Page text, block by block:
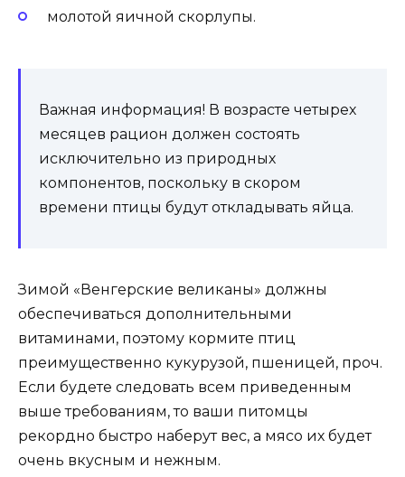
молотой яичной скорлупы.
Важная информация! В возрасте четырех
месяцев рацион должен состоять
исключительно из природных
компонентов, поскольку в скором
времени птицы будут откладывать яйца.
Зимой «Венгерские великаны» должны
обеспечиваться дополнительными
витаминами, поэтому кормите птиц
преимущественно кукурузой, пшеницей, проч.
Если будете следовать всем приведенным
выше требованиям, то ваши питомцы
рекордно быстро наберут вес, а мясо их будет
очень вкусным и нежным.